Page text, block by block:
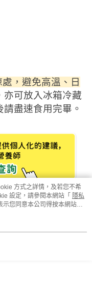
，避免高溫、日
亦可放入冰箱冷藏
盡速食用完畢。
方式之詳情，及若您不希
設定，請參閱本網站「 隱私
示您同意本公司得按本網站使